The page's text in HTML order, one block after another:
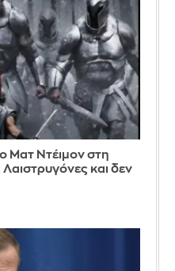
Ματ Ντέιμον στη
και δεν